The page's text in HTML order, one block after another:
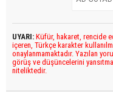
UYARI: Küfür, hakaret, rencide
içeren, Türkçe karakter
onaylanmamaktadır. Yazılan
görüş ve düşüncelerini
niteliktedir.